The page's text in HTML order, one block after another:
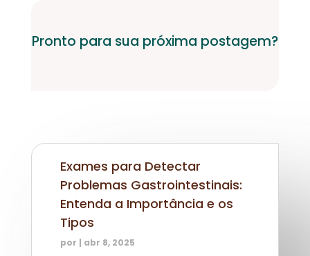
Pronto para sua próxima postagem?
Exames para Detectar
Problemas Gastrointestinais:
Entenda a Importância e os
Tipos
por | abr 8, 2025